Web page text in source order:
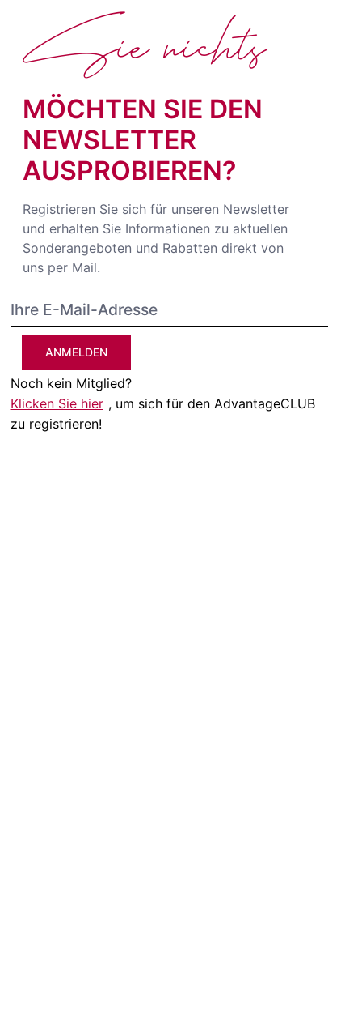
MÖCHTEN SIE DEN
NEWSLETTER
AUSPROBIEREN?
Registrieren Sie sich für unseren Newsletter
und erhalten Sie Informationen zu aktuellen
Sonderangeboten und Rabatten direkt von
uns per Mail.
ANMELDEN
Noch kein Mitglied?
Klicken Sie hier , um sich für den AdvantageCLUB
zu registrieren!
Sie nichts